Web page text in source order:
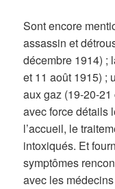
Sont encore
assassin et
décembre 1914) ;
et 11 août 1915) ;
aux gaz (19-20-
avec force détails
l’accueil, le
intoxiqués. Et
symptômes
avec les